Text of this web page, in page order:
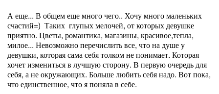
А еще... В общем еще много чего.. Хочу много маленьких
счастий=) Таких глупых мелочей, от которых девушке
приятно. Цветы, романтика, магазины, красивое,тепла,
милое... Невозможно перечислить все, что на душе у
девушки, которая сама себя толком не понимает. Которая
хочет измениться в лучшую сторону. В первую очередь для
себя, а не окружающих. Больше любить себя надо. Вот пока,
что единственное, что я поняла в себе.